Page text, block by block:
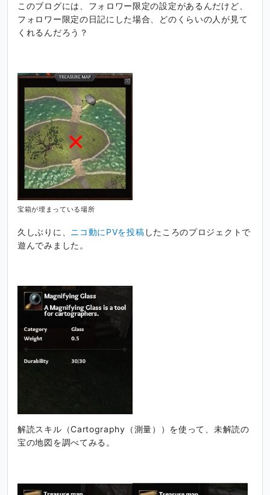
このブログには、フォロワー限定の設定があるんだけど、
フォロワー限定の日記にした場合、どのくらいの人が見て
くれるんだろう？
宝箱が埋まっている場所
久しぶりに、 ニコ動にPVを投稿 したころのプロジェクトで
遊んでみました。
解読スキル（Cartography（測量））を使って、未解読の
宝の地図を調べてみる。